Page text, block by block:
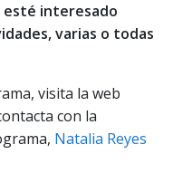
esté interesado
varias o todas
visita la web
con la
Natalia Reyes